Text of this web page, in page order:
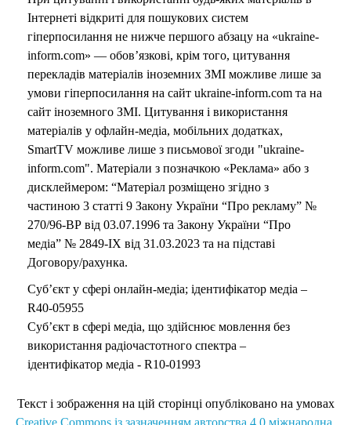
Інтернеті відкриті для пошукових систем
гіперпосилання не нижче першого абзацу на «ukraine-
inform.com» — обов’язкові, крім того, цитування
перекладів матеріалів іноземних ЗМІ можливе лише за
умови гіперпосилання на сайт ukraine-inform.com та на
сайт іноземного ЗМІ. Цитування і використання
матеріалів у офлайн-медіа, мобільних додатках,
SmartTV можливе лише з письмової згоди "ukraine-
inform.com". Матеріали з позначкою «Реклама» або з
дисклеймером: “Матеріал розміщено згідно з
частиною 3 статті 9 Закону України “Про рекламу” №
270/96-ВР від 03.07.1996 та Закону України “Про
медіа” № 2849-IX від 31.03.2023 та на підставі
Договору/рахунка.
Суб’єкт у сфері онлайн-медіа; ідентифікатор медіа –
R40-05955
Суб’єкт в сфері медіа, що здійснює мовлення без
використання радіочастотного спектра –
ідентифікатор медіа - R10-01993
Текст і зображення на цій сторінці опубліковано на умовах
Creative Commons із зазначенням авторства 4.0 міжнародна.